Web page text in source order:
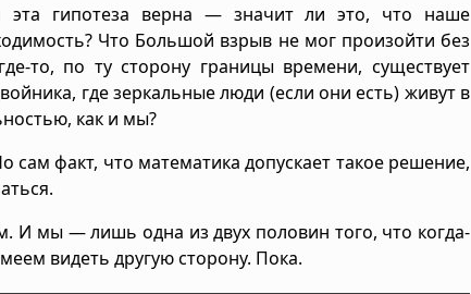
эта гипотеза верна — значит ли это, что наше
Что Большой взрыв не мог произойти без
то, по ту сторону границы времени, существует
где зеркальные люди (если они есть) живут в
как и мы?
факт, что математика допускает такое решение,
мы — лишь одна из двух половин того, что когда-
видеть другую сторону. Пока.